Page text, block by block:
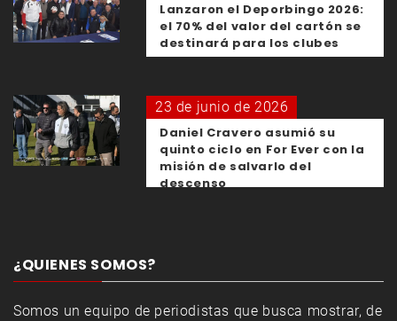
Lanzaron el Deporbingo 2026:
el 70% del valor del cartón se
destinará para los clubes
23 de junio de 2026
Daniel Cravero asumió su
quinto ciclo en For Ever con la
misión de salvarlo del
descenso
¿QUIENES SOMOS?
Somos un equipo de periodistas que busca mostrar, de